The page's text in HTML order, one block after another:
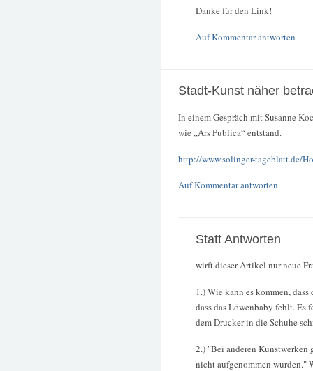
Danke für den Link!
Auf Kommentar antworten
Stadt-Kunst näher
In einem Gespräch mit Susanne
wie „Ars Publica“ entstand.
http://www.solinger-tageblatt.de/
Auf Kommentar antworten
Statt Antworten
wirft dieser Artikel nur neue
1.) Wie kann es kommen,
dass das Löwenbaby fehlt. Es
dem Drucker in die Schuhe
2.) "Bei anderen Kunstwerken
nicht aufgenommen wurden."